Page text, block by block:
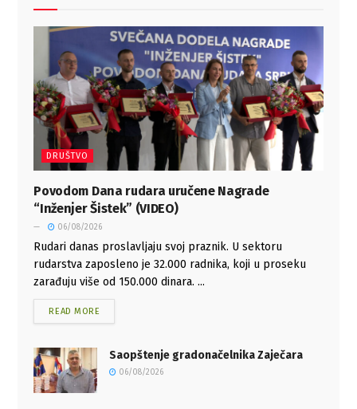
DRUŠTVO
Povodom Dana rudara uručene Nagrade
“Inženjer Šistek” (VIDEO)
06/08/2026
Rudari danas proslavljaju svoj praznik. U sektoru
rudarstva zaposleno je 32.000 radnika, koji u proseku
zarađuju više od 150.000 dinara. ...
READ MORE
Saopštenje gradonačelnika Zaječara
06/08/2026